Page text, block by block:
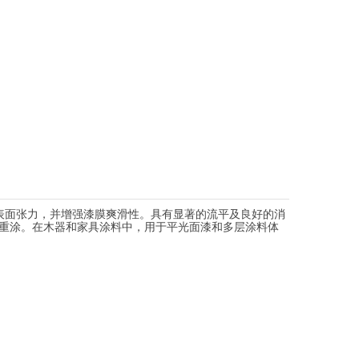
张力，并增强漆膜爽滑性。具有显著的流平及良好的消
涂。在木器和家具涂料中，用于平光面漆和多层涂料体